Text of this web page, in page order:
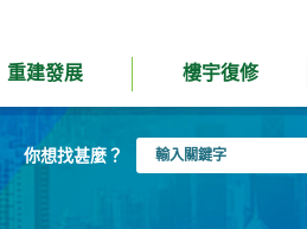
重建發展 樓宇復修
你想找甚麼？
入